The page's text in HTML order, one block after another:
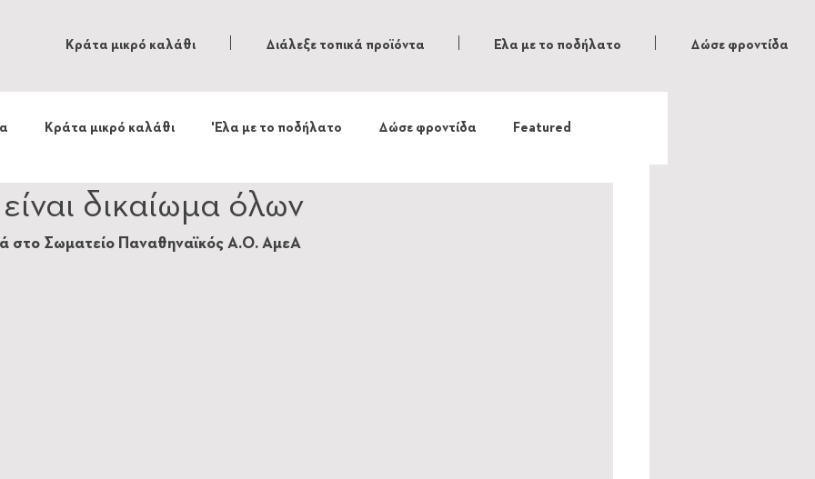
Κράτα μικρό καλάθι Διάλεξε τοπικά προϊόντα Ελα με το ποδήλατο Δώσε φροντίδα
Κράτα μικρό καλάθι 'Ελα με το ποδήλατο Δώσε φροντίδα Featured
δικαίωμα όλων
στο Σωματείο Παναθηναϊκός Α.Ο. ΑμεΑ